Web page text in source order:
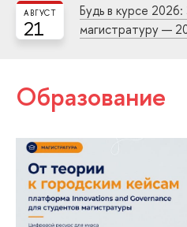
21
АВГУСТ
Будь в курсе 2026:
магистратуру —
Образование